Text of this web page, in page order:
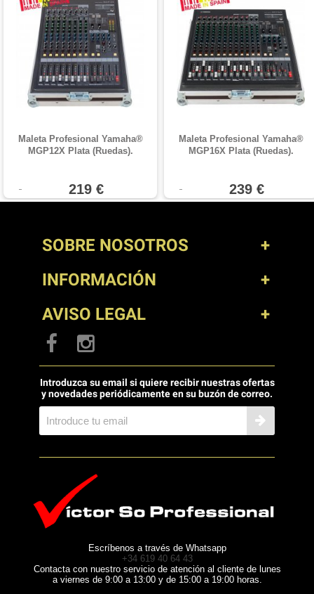
Maleta Profesional Yamaha®
MGP12X Plata (Ruedas).
219 €
Maleta Profesional Yamaha®
MGP16X Plata (Ruedas).
239 €
SOBRE NOSOTROS
INFORMACIÓN
AVISO LEGAL
Introduzca su email si quiere recibir nuestras ofertas
y novedades periódicamente en su buzón de correo.
Escríbenos a través de Whatsapp
+34 619 40 64 43
Contacta con nuestro servicio de atención al cliente de lunes
a viernes de 9:00 a 13:00 y de 15:00 a 19:00 horas.